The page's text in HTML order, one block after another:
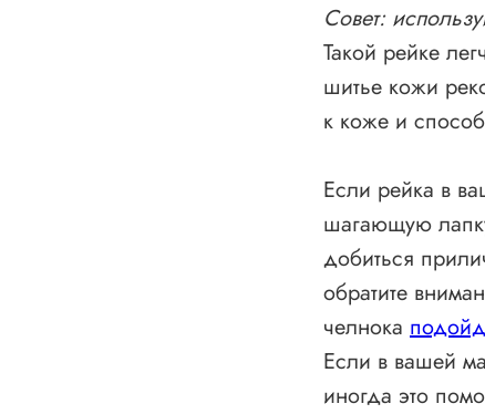
Совет:
Такой рейке
шитье кожи
к коже и
Если рейка в
шагающую
добиться
обратите
челнока
Если в вашей
иногда это